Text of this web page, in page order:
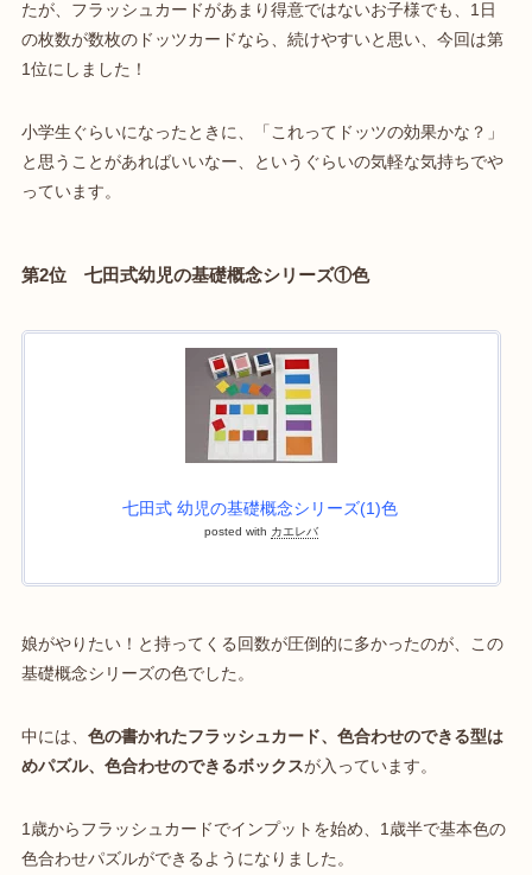
たが、フラッシュカードがあまり得意ではないお子様でも、1日
の枚数が数枚のドッツカードなら、続けやすいと思い、今回は第
1位にしました！
小学生ぐらいになったときに、「これってドッツの効果かな？」
と思うことがあればいいなー、というぐらいの気軽な気持ちでや
っています。
第2位 七田式幼児の基礎概念シリーズ①色
七田式 幼児の基礎概念シリーズ(1)色
posted with カエレバ
娘がやりたい！と持ってくる回数が圧倒的に多かったのが、この
基礎概念シリーズの色でした。
中には、 色の書かれたフラッシュカード、色合わせのできる型は
めパズル、色合わせのできるボックスが入っています。
1歳からフラッシュカードでインプットを始め、1歳半で基本色の
色合わせパズルができるようになりました。